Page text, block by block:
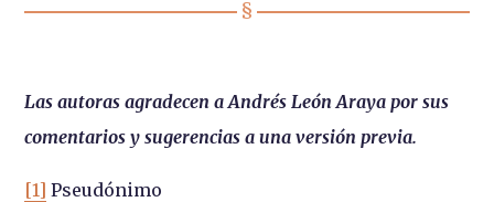
Las autoras agradecen a Andrés León Araya por sus
comentarios y sugerencias a una versión previa.
[1] Pseudónimo